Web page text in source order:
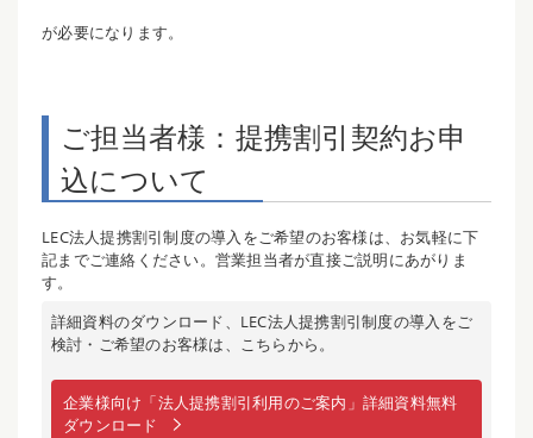
が必要になります。
ご担当者様：提携割引契約お申
込について
LEC法人提携割引制度の導入をご希望のお客様は、お気軽に下
記までご連絡ください。営業担当者が直接ご説明にあがりま
す。
詳細資料のダウンロード、LEC法人提携割引制度の導入をご
検討・ご希望のお客様は、こちらから。
企業様向け「法人提携割引利用のご案内」詳細資料無料
ダウンロード